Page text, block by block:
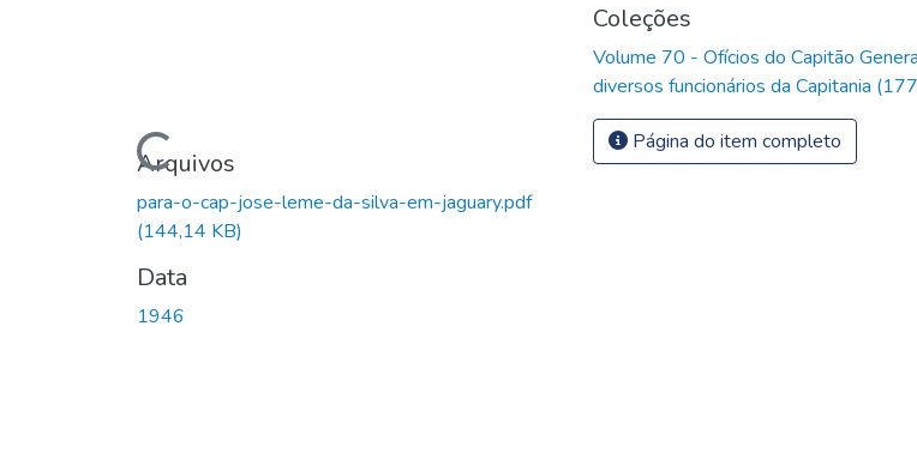
Carregando...
Arquivos
para-o-cap-jose-leme-da-silva-em-jaguary.pdf
(144,14 KB)
Data
1946
Coleções
Volume 70 - Ofícios do Capitão
diversos funcionários da Capitania
Página do item completo